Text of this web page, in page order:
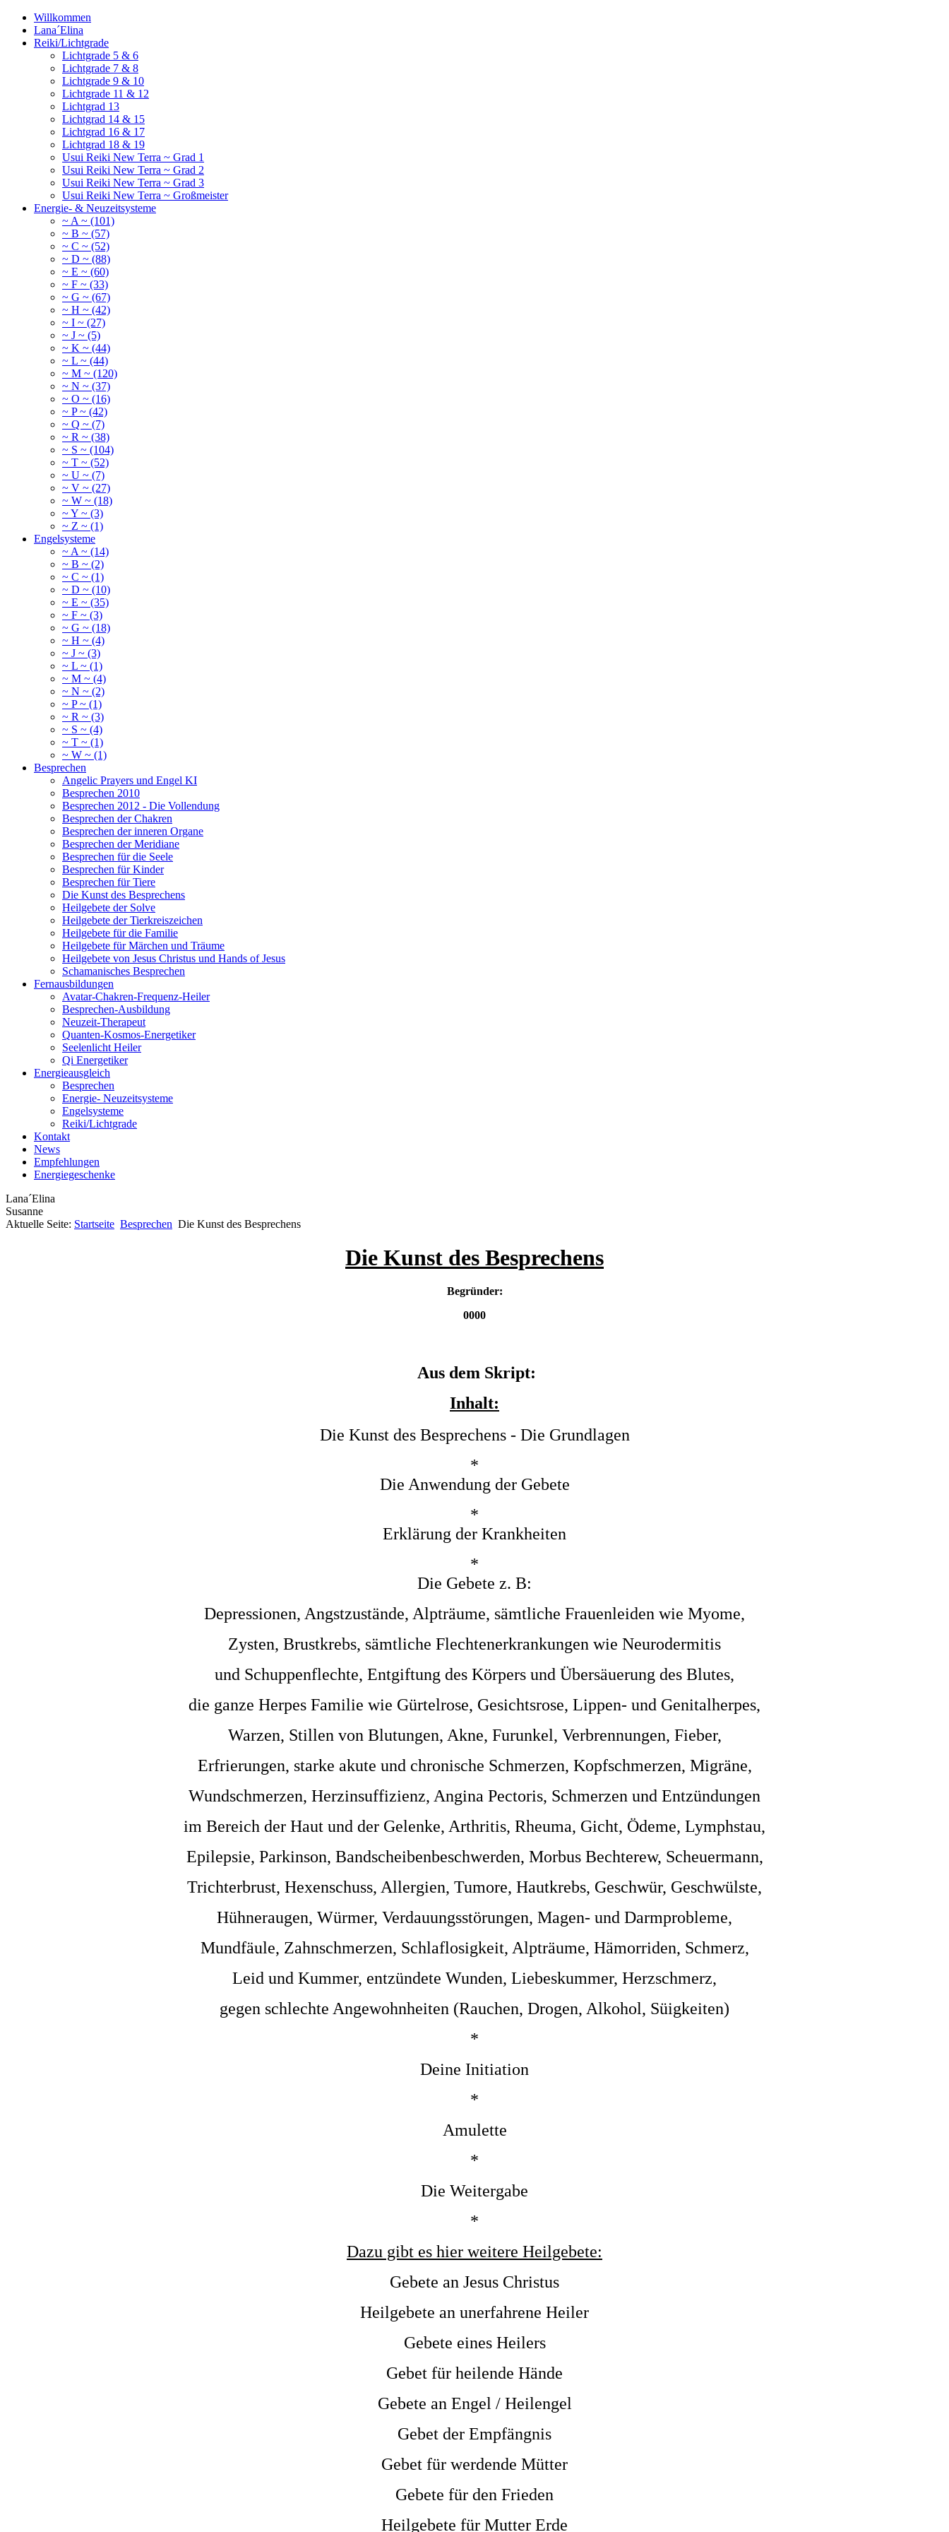
Willkommen
Lana´Elina
Reiki/Lichtgrade
Lichtgrade 5 & 6
Lichtgrade 7 & 8
Lichtgrade 9 & 10
Lichtgrade 11 & 12
Lichtgrad 13
Lichtgrad 14 & 15
Lichtgrad 16 & 17
Lichtgrad 18 & 19
Usui Reiki New Terra ~ Grad 1
Usui Reiki New Terra ~ Grad 2
Usui Reiki New Terra ~ Grad 3
Usui Reiki New Terra ~ Großmeister
Energie- & Neuzeitsysteme
~ A ~ (101)
~ B ~ (57)
~ C ~ (52)
~ D ~ (88)
~ E ~ (60)
~ F ~ (33)
~ G ~ (67)
~ H ~ (42)
~ I ~ (27)
~ J ~ (5)
~ K ~ (44)
~ L ~ (44)
~ M ~ (120)
~ N ~ (37)
~ O ~ (16)
~ P ~ (42)
~ Q ~ (7)
~ R ~ (38)
~ S ~ (104)
~ T ~ (52)
~ U ~ (7)
~ V ~ (27)
~ W ~ (18)
~ Y ~ (3)
~ Z ~ (1)
Engelsysteme
~ A ~ (14)
~ B ~ (2)
~ C ~ (1)
~ D ~ (10)
~ E ~ (35)
~ F ~ (3)
~ G ~ (18)
~ H ~ (4)
~ J ~ (3)
~ L ~ (1)
~ M ~ (4)
~ N ~ (2)
~ P ~ (1)
~ R ~ (3)
~ S ~ (4)
~ T ~ (1)
~ W ~ (1)
Besprechen
Angelic Prayers und Engel KI
Besprechen 2010
Besprechen 2012 - Die Vollendung
Besprechen der Chakren
Besprechen der inneren Organe
Besprechen der Meridiane
Besprechen für die Seele
Besprechen für Kinder
Besprechen für Tiere
Die Kunst des Besprechens
Heilgebete der Solve
Heilgebete der Tierkreiszeichen
Heilgebete für die Familie
Heilgebete für Märchen und Träume
Heilgebete von Jesus Christus und Hands of Jesus
Schamanisches Besprechen
Fernausbildungen
Avatar-Chakren-Frequenz-Heiler
Besprechen-Ausbildung
Neuzeit-Therapeut
Quanten-Kosmos-Energetiker
Seelenlicht Heiler
Qi Energetiker
Energieausgleich
Besprechen
Energie- Neuzeitsysteme
Engelsysteme
Reiki/Lichtgrade
Kontakt
News
Empfehlungen
Energiegeschenke
Lana´Elina
Susanne
Aktuelle Seite: Startseite Besprechen Die Kunst des Besprechens
Die Kunst des Besprechens
Begründer:
0000
Aus dem Skript:
Inhalt:
Die Kunst des Besprechens - Die Grundlagen
*
Die Anwendung der Gebete
*
Erklärung der Krankheiten
*
Die Gebete z. B:
Depressionen, Angstzustände, Alpträume, sämtliche Frauenleiden wie Myome,
Zysten, Brustkrebs, sämtliche Flechtenerkrankungen wie Neurodermitis
und Schuppenflechte, Entgiftung des Körpers und Übersäuerung des Blutes,
die ganze Herpes Familie wie Gürtelrose, Gesichtsrose, Lippen- und Genitalherpes,
Warzen, Stillen von Blutungen, Akne, Furunkel, Verbrennungen, Fieber,
Erfrierungen, starke akute und chronische Schmerzen, Kopfschmerzen, Migräne,
Wundschmerzen, Herzinsuffizienz, Angina Pectoris, Schmerzen und Entzündungen
im Bereich der Haut und der Gelenke, Arthritis, Rheuma, Gicht, Ödeme, Lymphstau,
Epilepsie, Parkinson, Bandscheibenbeschwerden, Morbus Bechterew, Scheuermann,
Trichterbrust, Hexenschuss, Allergien, Tumore, Hautkrebs, Geschwür, Geschwülste,
Hühneraugen, Würmer, Verdauungsstörungen, Magen- und Darmprobleme,
Mundfäule, Zahnschmerzen, Schlaflosigkeit, Alpträume, Hämorriden, Schmerz,
Leid und Kummer, entzündete Wunden, Liebeskummer, Herzschmerz,
gegen schlechte Angewohnheiten (Rauchen, Drogen, Alkohol, Süigkeiten)
*
Deine Initiation
*
Amulette
*
Die Weitergabe
*
Dazu gibt es hier weitere Heilgebete:
Gebete an Jesus Christus
Heilgebete an unerfahrene Heiler
Gebete eines Heilers
Gebet für heilende Hände
Gebete an Engel / Heilengel
Gebet der Empfängnis
Gebet für werdende Mütter
Gebete für den Frieden
Heilgebete für Mutter Erde